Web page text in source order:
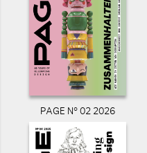
PAGE N° 02 2026